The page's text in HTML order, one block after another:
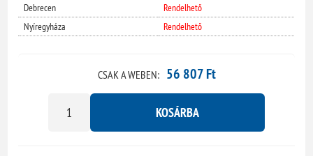
Debrecen
Rendelhető
Nyíregyháza
Rendelhető
CSAK A WEBEN: 56 807 Ft
KOSÁRBA